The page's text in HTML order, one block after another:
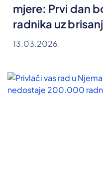
mjere: Prvi dan
radnika uz
13.03.2026.